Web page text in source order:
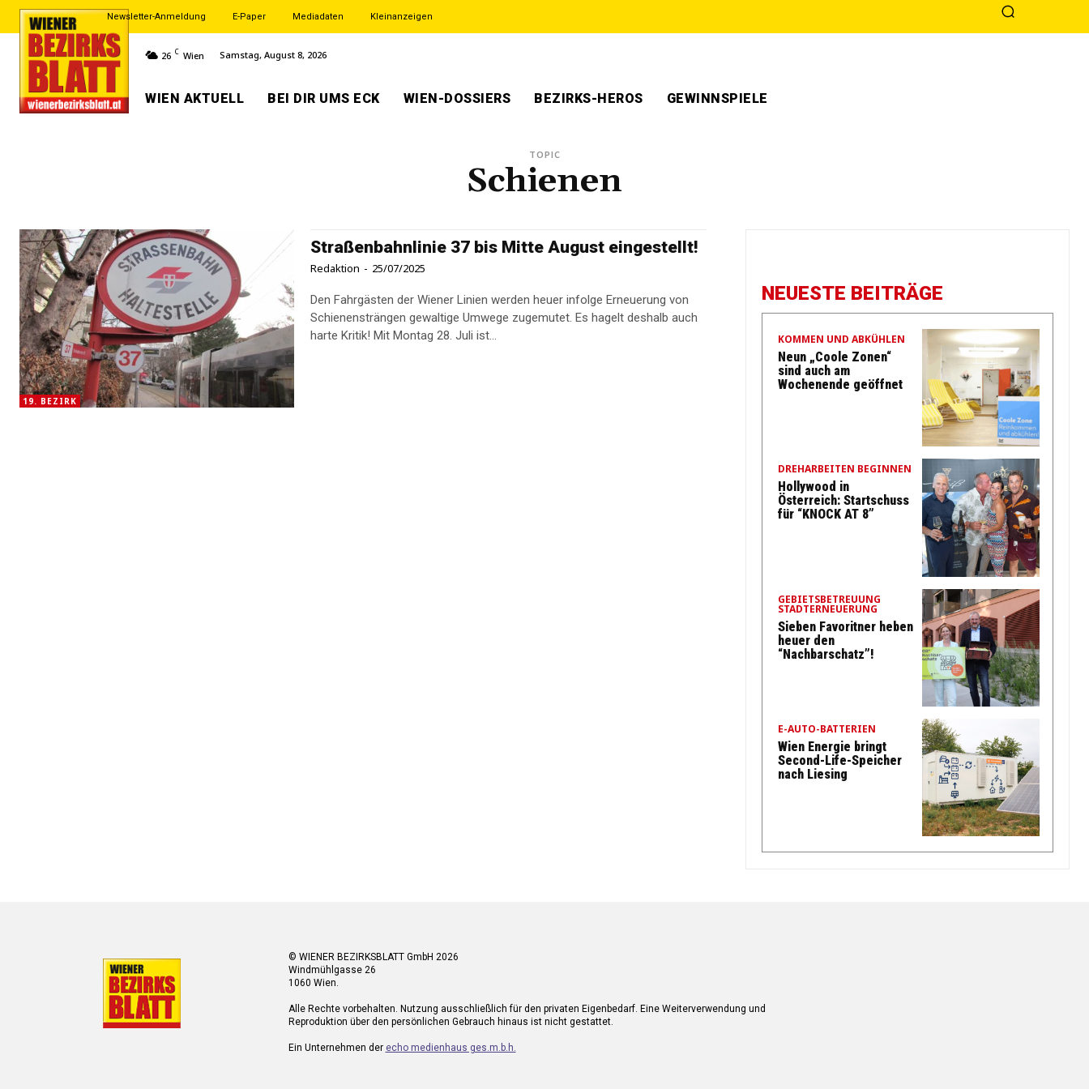
Newsletter-Anmeldung E-Paper Mediadaten Kleinanzeigen
26 C Wien Samstag, August 8, 2026
WIEN AKTUELL BEI DIR UMS ECK WIEN-DOSSIERS BEZIRKS-HEROS GEWINNSPIELE
TOPIC
Schienen
19. BEZIRK
Straßenbahnlinie 37 bis Mitte August eingestellt!
Redaktion - 25/07/2025
Den Fahrgästen der Wiener Linien werden heuer infolge Erneuerung von
Schienensträngen gewaltige Umwege zugemutet. Es hagelt deshalb auch
harte Kritik! Mit Montag 28. Juli ist...
NEUESTE BEITRÄGE
KOMMEN UND ABKÜHLEN
Neun „Coole Zonen“
sind auch am
Wochenende geöffnet
DREHARBEITEN BEGINNEN
Hollywood in
Österreich: Startschuss
für “KNOCK AT 8”
GEBIETSBETREUUNG
STADTERNEUERUNG
Sieben Favoritner heben
heuer den
“Nachbarschatz”!
E-AUTO-BATTERIEN
Wien Energie bringt
Second-Life-Speicher
nach Liesing
© WIENER BEZIRKSBLATT GmbH 2026
Windmühlgasse 26
1060 Wien.
Alle Rechte vorbehalten. Nutzung ausschließlich für den privaten Eigenbedarf. Eine Weiterverwendung und
Reproduktion über den persönlichen Gebrauch hinaus ist nicht gestattet.
Ein Unternehmen der echo medienhaus ges.m.b.h.